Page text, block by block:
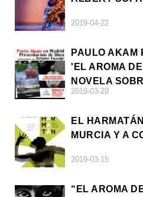
2019-04-22
PAULO AKAM
'EL AROMA
NOVELA
2019-03-29
EL
MURCIA Y A
2019-03-15
“EL AROMA